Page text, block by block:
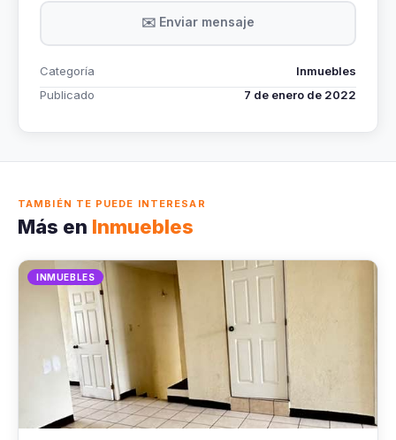
✉️ Enviar mensaje
Categoría
Inmuebles
Publicado
7 de enero de 2022
TAMBIÉN TE PUEDE INTERESAR
Más en Inmuebles
INMUEBLES